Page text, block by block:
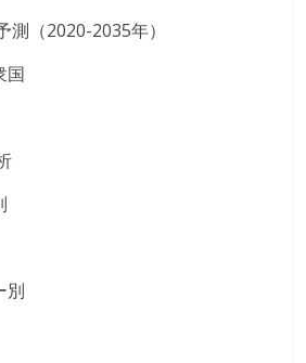
測（2020-2035年）
国
別